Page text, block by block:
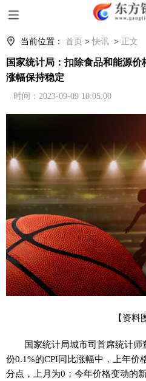
当前位置： 首页 >快讯 > 正文
国家统计局：扣除食品和能源
涨幅保持稳定
时间：2023-09-09 10:05:00
【资料
国家统计局城市司首席统计师
份0.1%的CPI同比涨幅中，上年价
分点，上月为0；今年价格变动的